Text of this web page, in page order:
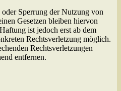
Sperrung der Nutzung von
Gesetzen bleiben hiervon
ist jedoch erst ab dem
Rechtsverletzung möglich.
Rechtsverletzungen
entfernen.